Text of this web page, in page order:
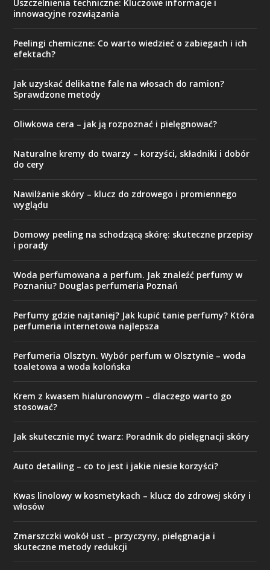
Uszczelnienia techniczne: Kluczowe informacje i
innowacyjne rozwiązania
Peelingi chemiczne: Co warto wiedzieć o zabiegach i ich
efektach?
Jak uzyskać delikatne fale na włosach do ramion?
Sprawdzone metody
Oliwkowa cera – jak ją rozpoznać i pielęgnować?
Naturalne kremy do twarzy – korzyści, składniki i dobór
do cery
Nawilżanie skóry – klucz do zdrowego i promiennego
wyglądu
Domowy peeling na schodzącą skórę: skuteczne przepisy
i porady
Woda perfumowana a perfum. Jak znaleźć perfumy w
Poznaniu? Douglas perfumeria Poznań
Perfumy gdzie najtaniej? Jak kupić tanie perfumy? Która
perfumeria internetowa najlepsza
Perfumeria Olsztyn. Wybór perfum w Olsztynie – woda
toaletowa a woda kolońska
Krem z kwasem hialuronowym – dlaczego warto go
stosować?
Jak skutecznie myć twarz: Poradnik do pielęgnacji skóry
Auto detailing – co to jest i jakie niesie korzyści?
Kwas linolowy w kosmetykach – klucz do zdrowej skóry i
włosów
Zmarszczki wokół ust – przyczyny, pielęgnacja i
skuteczne metody redukcji